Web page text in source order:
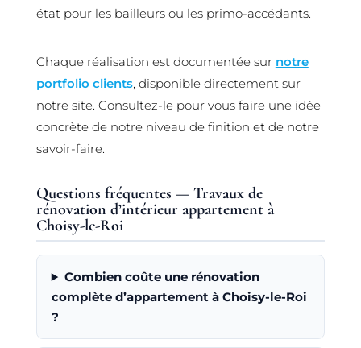
état pour les bailleurs ou les primo-accédants.
Chaque réalisation est documentée sur notre
portfolio clients, disponible directement sur
notre site. Consultez-le pour vous faire une idée
concrète de notre niveau de finition et de notre
savoir-faire.
Questions fréquentes — Travaux de
rénovation d’intérieur appartement à
Choisy-le-Roi
Combien coûte une rénovation
complète d’appartement à Choisy-le-Roi
?